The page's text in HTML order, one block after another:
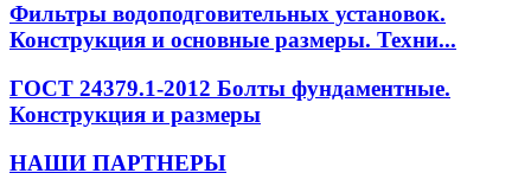
Фильтры водоподговительных установок.
Конструкция и основные размеры. Техни...
ГОСТ 24379.1-2012 Болты фундаментные.
Конструкция и размеры
НАШИ ПАРТНЕРЫ